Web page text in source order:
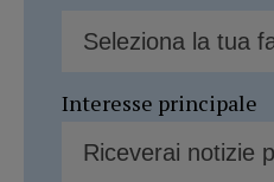
Interesse principale